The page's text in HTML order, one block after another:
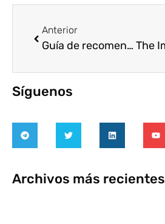
Anterior
Guía de recomendaciones para protegerte de la COVID (formato lectura fácil)
Síguenos
Archivos más recientes